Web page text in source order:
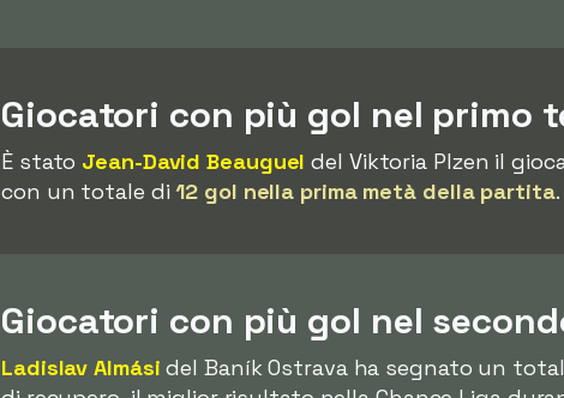
Giocatori con più gol nel primo
È stato Jean-David Beauguel del Viktoria Plzen il
con un totale di12 gol nella prima metà della partita.
Giocatori con più gol nel
Ladislav Almási del Baník Ostrava ha segnato un